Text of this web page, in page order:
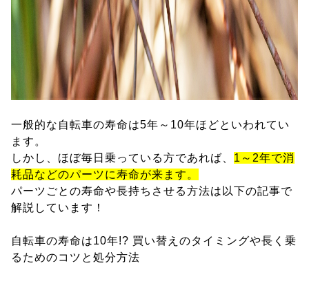
一般的な自転車の寿命は5年～10年ほどといわれてい
ます。
しかし、ほぼ毎日乗っている方であれば、 1～2年で消
耗品などのパーツに寿命が来ます。
パーツごとの寿命や長持ちさせる方法は以下の記事で
解説しています！
自転車の寿命は10年!? 買い替えのタイミングや長く乗
るためのコツと処分方法